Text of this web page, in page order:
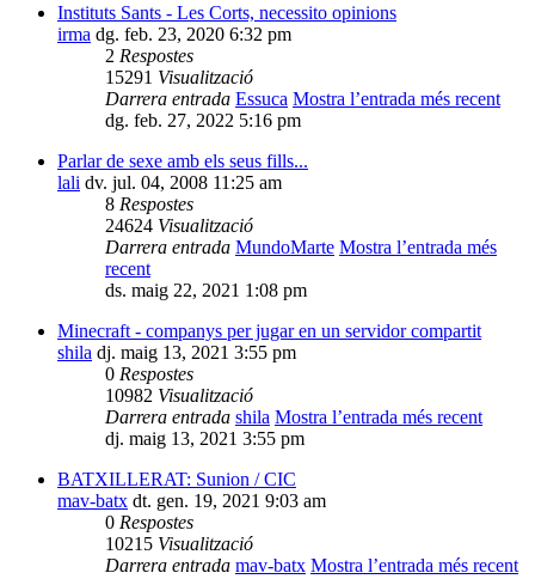
Instituts Sants - Les Corts, necessito opinions
irma dg. feb. 23, 2020 6:32 pm
2 Respostes
15291 Visualització
Darrera entrada Essuca Mostra l’entrada més recent
dg. feb. 27, 2022 5:16 pm
Parlar de sexe amb els seus fills...
lali dv. jul. 04, 2008 11:25 am
8 Respostes
24624 Visualització
Darrera entrada MundoMarte Mostra l’entrada més
recent
ds. maig 22, 2021 1:08 pm
Minecraft - companys per jugar en un servidor compartit
shila dj. maig 13, 2021 3:55 pm
0 Respostes
10982 Visualització
Darrera entrada shila Mostra l’entrada més recent
dj. maig 13, 2021 3:55 pm
BATXILLERAT: Sunion / CIC
mav-batx dt. gen. 19, 2021 9:03 am
0 Respostes
10215 Visualització
Darrera entrada mav-batx Mostra l’entrada més recent